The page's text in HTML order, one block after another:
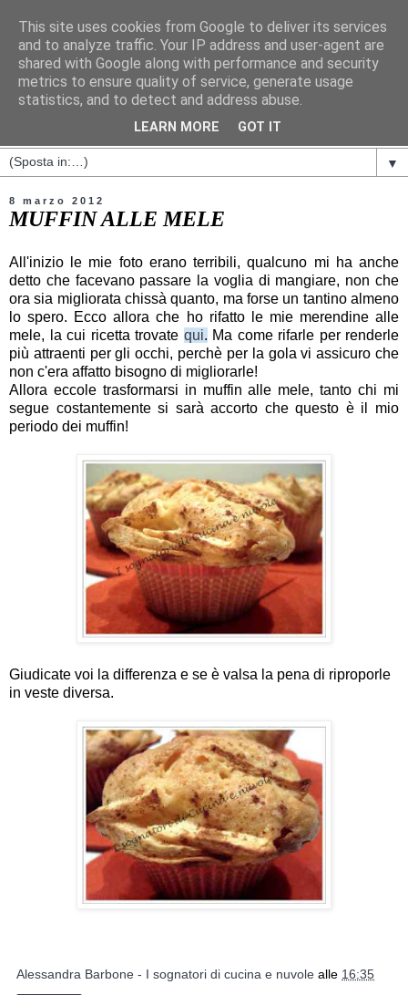
▼
8 marzo 2012
MUFFIN ALLE MELE
All'inizio le mie foto erano terribili, qualcuno mi ha anche
detto che facevano passare la voglia di mangiare, non che
ora sia migliorata chissà quanto, ma forse un tantino almeno
lo spero. Ecco allora che ho rifatto le mie merendine alle
mele, la cui ricetta trovate qui. Ma come rifarle per renderle
più attraenti per gli occhi, perchè per la gola vi assicuro che
non c'era affatto bisogno di migliorarle!
Allora eccole trasformarsi in muffin alle mele, tanto chi mi
segue costantemente si sarà accorto che questo è il mio
periodo dei muffin!
Giudicate voi la differenza e se è valsa la pena di riproporle
in veste diversa.
Alessandra Barbone - I sognatori di cucina e nuvole alle 16:35
This site uses cookies from Google to deliver its services
and to analyze traffic. Your IP address and user-agent are
shared with Google along with performance and security
metrics to ensure quality of service, generate usage
statistics, and to detect and address abuse.
LEARN MORE GOT IT